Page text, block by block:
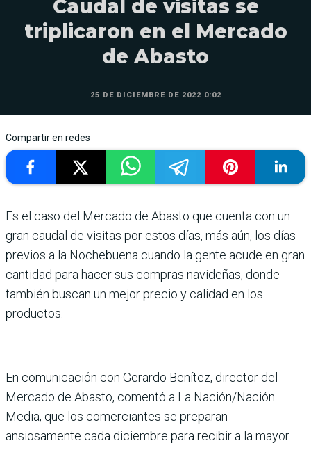
Caudal de visitas se
triplicaron en el Mercado
de Abasto
25 DE DICIEMBRE DE 2022 0:02
Compartir en redes
Es el caso del Mercado de Abasto que cuenta con un
gran cau­dal de visitas por estos días, más aún, los días
previos a la Nochebuena cuando la gente acude en gran
cantidad para hacer sus compras navide­ñas, donde
también buscan un mejor precio y calidad en los
productos.
En comunicación con Gerardo Benítez, director del
Mercado de Abasto, comentó a La Nación/Nación
Media, que los comerciantes se pre­paran
ansiosamente cada diciembre para recibir a la mayor